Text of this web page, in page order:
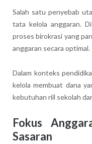
Salah satu penyebab
tata kelola anggaran.
proses birokrasi yang
anggaran secara optimal.
Dalam konteks
kelola membuat dana
kebutuhan riil sekolah
Fokus
Sasaran